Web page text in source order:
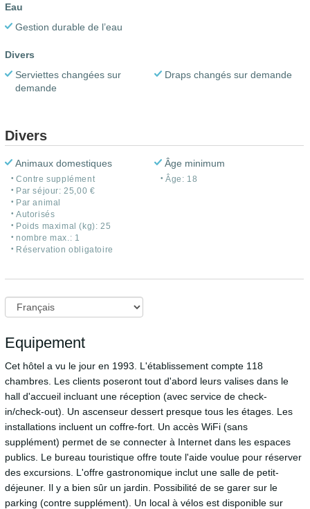
Eau
Gestion durable de l’eau
Divers
Serviettes changées sur
demande
Draps changés sur demande
Divers
Animaux domestiques
Contre supplément
Par séjour: 25,00 €
Par animal
Autorisés
Poids maximal (kg): 25
nombre max.: 1
Réservation obligatoire
Âge minimum
Âge: 18
Equipement
Cet hôtel a vu le jour en 1993. L'établissement compte 118
chambres. Les clients poseront tout d'abord leurs valises dans le
hall d'accueil incluant une réception (avec service de check-
in/check-out). Un ascenseur dessert presque tous les étages. Les
installations incluent un coffre-fort. Un accès WiFi (sans
supplément) permet de se connecter à Internet dans les espaces
publics. Le bureau touristique offre toute l'aide voulue pour réserver
des excursions. L'offre gastronomique inclut une salle de petit-
déjeuner. Il y a bien sûr un jardin. Possibilité de se garer sur le
parking (contre supplément). Un local à vélos est disponible sur